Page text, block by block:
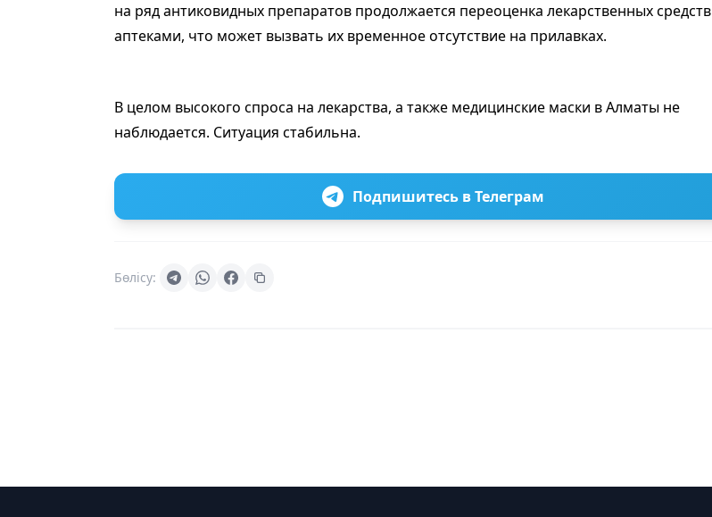
на ряд антиковидных препаратов продолжается переоценка лекарственных средств
аптеками, что может вызвать их временное отсутствие на прилавках.
В целом высокого спроса на лекарства, а также медицинские маски в Алматы не
наблюдается. Ситуация стабильна.
Подпишитесь в Телеграм
Бөлісу: